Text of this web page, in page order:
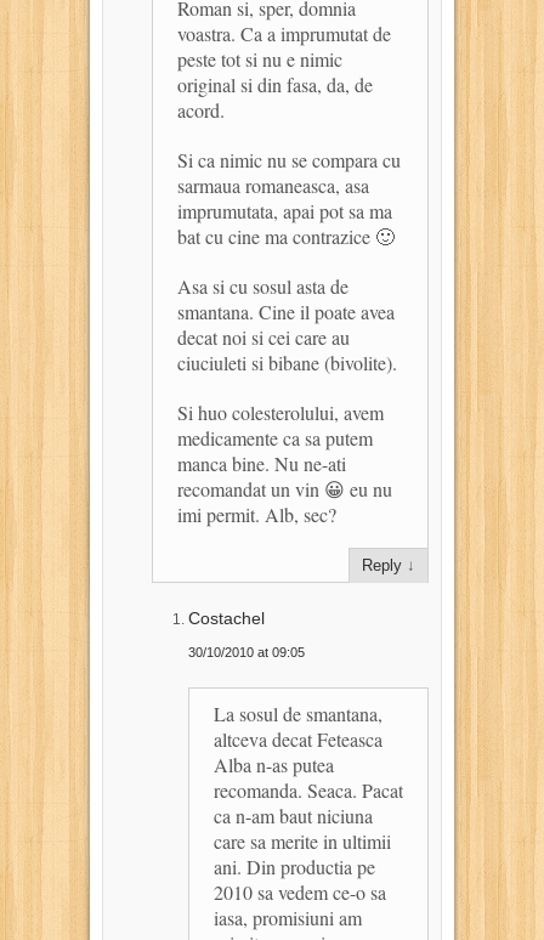
Roman si, sper, domnia
voastra. Ca a imprumutat de
peste tot si nu e nimic
original si din fasa, da, de
acord.
Si ca nimic nu se compara cu
sarmaua romaneasca, asa
imprumutata, apai pot sa ma
bat cu cine ma contrazice 🙂
Asa si cu sosul asta de
smantana. Cine il poate avea
decat noi si cei care au
ciuciuleti si bibane (bivolite).
Si huo colesterolului, avem
medicamente ca sa putem
manca bine. Nu ne-ati
recomandat un vin 😀 eu nu
imi permit. Alb, sec?
Reply ↓
Costachel
30/10/2010 at 09:05
La sosul de smantana,
altceva decat Feteasca
Alba n-as putea
recomanda. Seaca. Pacat
ca n-am baut niciuna
care sa merite in ultimii
ani. Din productia pe
2010 sa vedem ce-o sa
iasa, promisiuni am